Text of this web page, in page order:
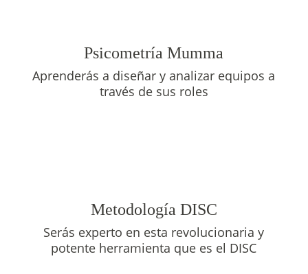
Psicometría Mumma
Aprenderás a diseñar y analizar equipos a
través de sus roles
Metodología DISC
Serás experto en esta revolucionaria y
potente herramienta que es el DISC